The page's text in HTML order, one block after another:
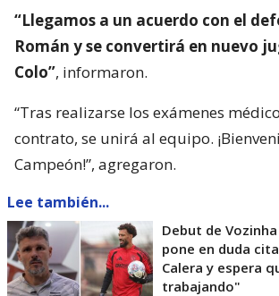
“Llegamos a un acuerdo con el
Román y se convertirá en nuevo
Colo”, informaron.
“Tras realizarse los exámenes
contrato, se unirá al equipo.
Campeón!”, agregaron.
Lee también...
Debut de
pone en duda
Calera y espera
trabajando"